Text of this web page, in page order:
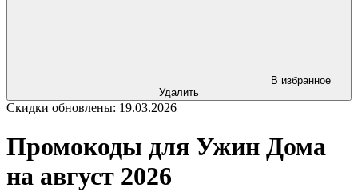
В избранное
Удалить
Скидки обновлены: 19.03.2026
Промокоды для Ужин Дома
на август 2026